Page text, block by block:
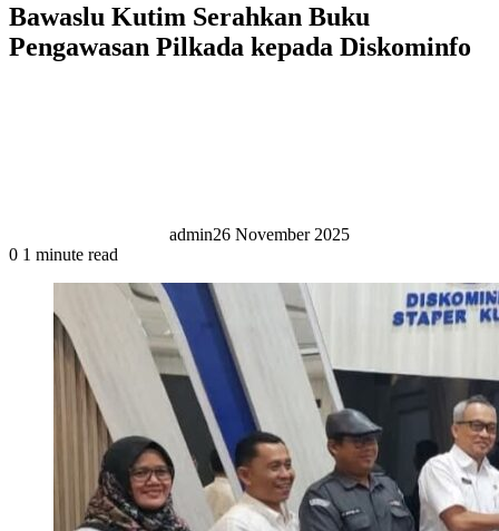
Bawaslu Kutim Serahkan Buku
Pengawasan Pilkada kepada Diskominfo
admin26 November 2025
0 1 minute read